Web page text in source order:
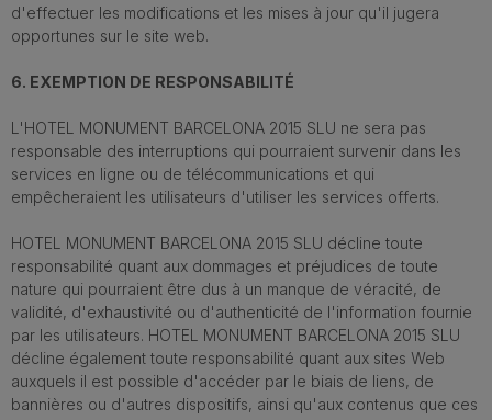
d'effectuer les modifications et les mises à jour qu'il jugera
opportunes sur le site web.
6. EXEMPTION DE RESPONSABILITÉ
L'HOTEL MONUMENT BARCELONA 2015 SLU ne sera pas
responsable des interruptions qui pourraient survenir dans les
services en ligne ou de télécommunications et qui
empêcheraient les utilisateurs d'utiliser les services offerts.
HOTEL MONUMENT BARCELONA 2015 SLU décline toute
responsabilité quant aux dommages et préjudices de toute
nature qui pourraient être dus à un manque de véracité, de
validité, d'exhaustivité ou d'authenticité de l'information fournie
par les utilisateurs. HOTEL MONUMENT BARCELONA 2015 SLU
décline également toute responsabilité quant aux sites Web
auxquels il est possible d'accéder par le biais de liens, de
bannières ou d'autres dispositifs, ainsi qu'aux contenus que ces